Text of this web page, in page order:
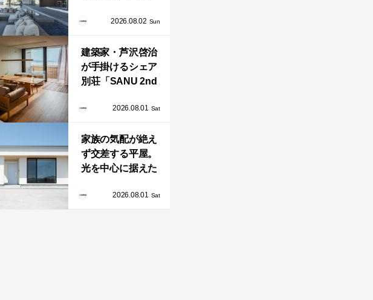
「CHILL2.0」
業！
2026.08.02 Sun
建築家・芦沢啓治
が手掛けるシェア
別荘「SANU 2nd
Owners」、新拠点
売開始
2026.08.01 Sat
家族の気配が絶え
ず交差する平屋。
光を中心に据えた
杜」
2026.08.01 Sat